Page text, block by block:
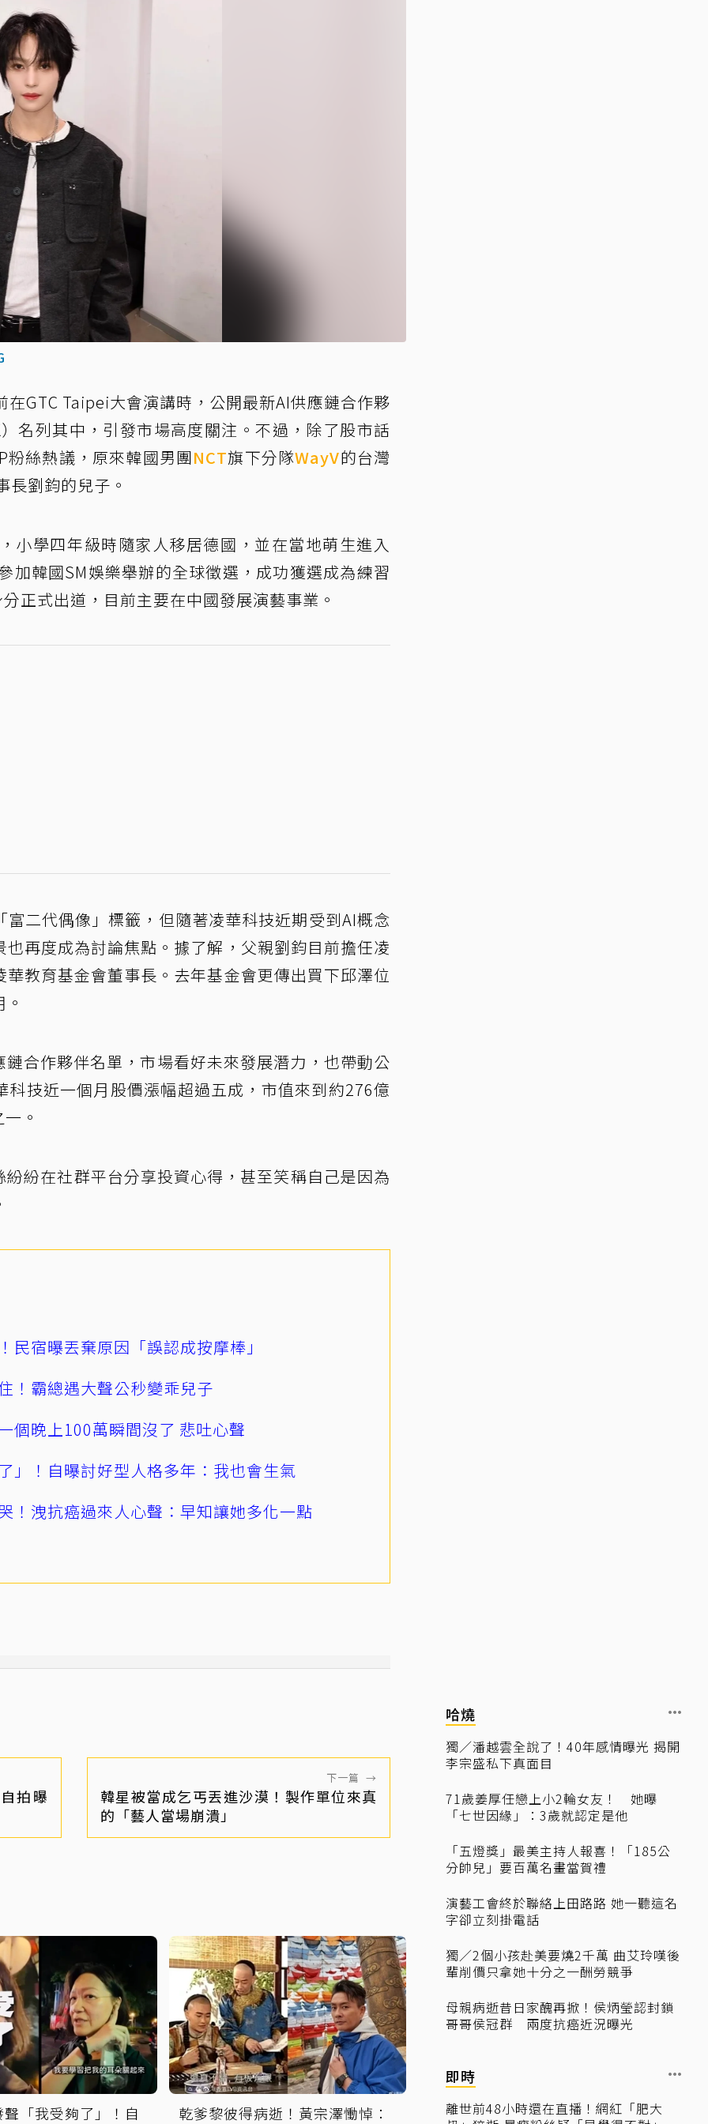
在GTC Taipei大會演講時，公開最新AI供應鏈合作夥
名列其中，引發市場高度關注。不過，除了股市話
粉絲熱議，原來韓國男團NCT旗下分隊WayV的台灣
劉鈞的兒子。
小學四年級時隨家人移居德國，並在當地萌生進入
加韓國SM娛樂舉辦的全球徵選，成功獲選成為練習
正式出道，目前主要在中國發展演藝事業。
二代偶像」標籤，但隨著凌華科技近期受到AI概念
再度成為討論焦點。據了解，父親劉鈞目前擔任凌
教育基金會董事長。去年基金會更傳出買下邱澤位
合作夥伴名單，市場看好未來發展潛力，也帶動公
技近一個月股價漲幅超過五成，市值來到約276億
。
紛在社群平台分享投資心得，甚至笑稱自己是因為
民宿曝丟棄原因「誤認成按摩棒」
！霸總遇大聲公秒變乖兒子
個晚上100萬瞬間沒了 悲吐心聲
」！自曝討好型人格多年：我也會生氣
！洩抗癌過來人心聲：早知讓她多化一點
拍曝
下一篇 →
韓星被當成乞丐丟進沙漠！製作單位來真
的「藝人當場崩潰」
「我受夠了」！自
乾爹黎彼得病逝！黃宗澤慟悼：
哈燒
獨／潘越雲全說了！40年感情曝光 揭開
李宗盛私下真面目
71歲姜厚任戀上小2輪女友！ 她曝
「七世因緣」：3歲就認定是他
「五燈獎」最美主持人報喜！「185公
分帥兒」要百萬名畫當賀禮
演藝工會終於聯絡上田路路 她一聽這名
字卻立刻掛電話
獨／2個小孩赴美要燒2千萬 曲艾玲嘆後
輩削價只拿她十分之一酬勞競爭
母親病逝昔日家醜再掀！侯炳瑩認封鎖
哥哥侯冠群 兩度抗癌近況曝光
即時
離世前48小時還在直播！網紅「肥大